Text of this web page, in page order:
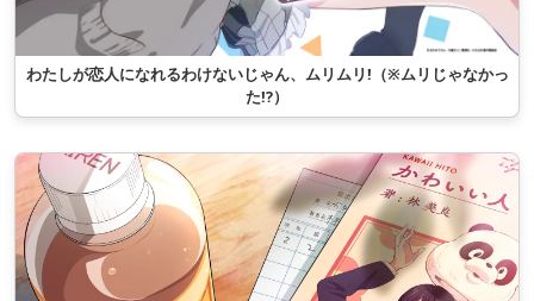
わたしが恋人になれるわけないじゃん、ムリムリ!（※ムリじゃなかっ
た!?）